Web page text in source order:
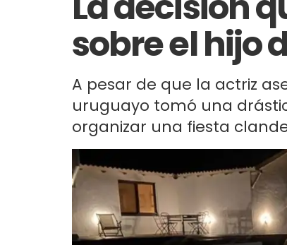
sobre el hijo
A pesar de que la actriz
uruguayo tomó una
organizar una fiesta